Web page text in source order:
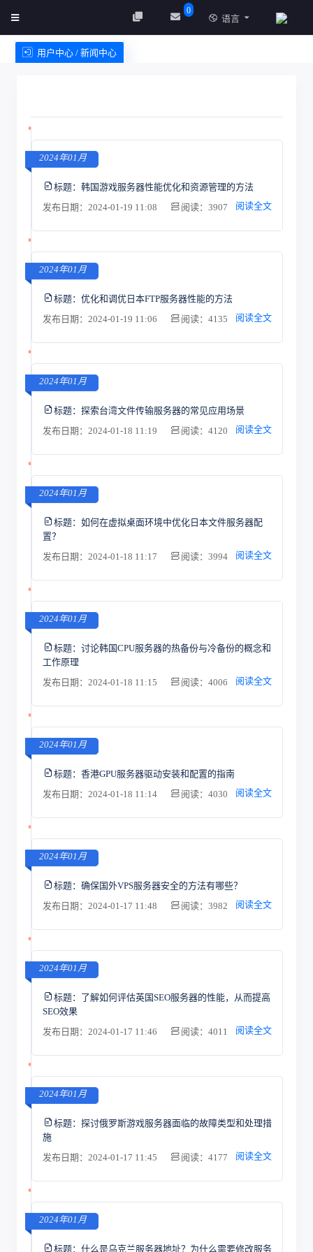
0
语言
用户中心 / 新闻中心
2024年01月
标题： 韩国游戏服务器性能优化和资源管理的方法
发布日期：2024-01-19 11:08
阅读：3907 阅读全文
2024年01月
标题： 优化和调优日本FTP服务器性能的方法
发布日期：2024-01-19 11:06
阅读：4135 阅读全文
2024年01月
标题： 探索台湾文件传输服务器的常见应用场景
发布日期：2024-01-18 11:19
阅读：4120 阅读全文
2024年01月
标题： 如何在虚拟桌面环境中优化日本文件服务器配
置？
发布日期：2024-01-18 11:17
阅读：3994 阅读全文
2024年01月
标题： 讨论韩国CPU服务器的热备份与冷备份的概念和
工作原理
发布日期：2024-01-18 11:15
阅读：4006 阅读全文
2024年01月
标题： 香港GPU服务器驱动安装和配置的指南
发布日期：2024-01-18 11:14
阅读：4030 阅读全文
2024年01月
标题： 确保国外VPS服务器安全的方法有哪些？
发布日期：2024-01-17 11:48
阅读：3982 阅读全文
2024年01月
标题： 了解如何评估英国SEO服务器的性能，从而提高
SEO效果
发布日期：2024-01-17 11:46
阅读：4011 阅读全文
2024年01月
标题： 探讨俄罗斯游戏服务器面临的故障类型和处理措
施
发布日期：2024-01-17 11:45
阅读：4177 阅读全文
2024年01月
标题： 什么是乌克兰服务器地址？为什么需要修改服务